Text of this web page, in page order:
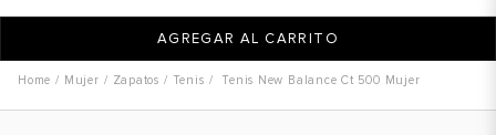
AGREGAR AL CARRITO
Mujer Zapatos Tenis Tenis New Balance Ct 500 Mujer